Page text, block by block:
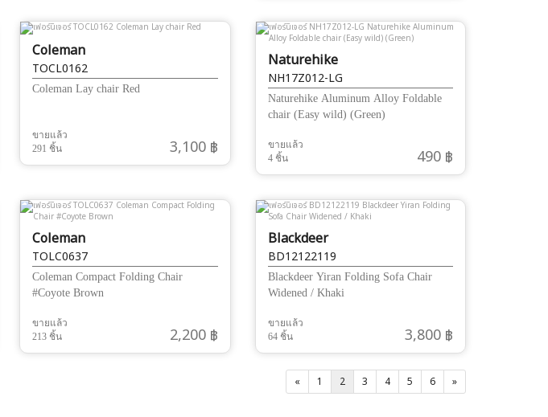
Coleman
TOCL0162
Coleman Lay chair Red
ขายแล้ว
291 ชิ้น
3,100 ฿
Naturehike
NH17Z012-LG
Naturehike Aluminum Alloy Foldable
chair (Easy wild) (Green)
ขายแล้ว
4 ชิ้น
490 ฿
Coleman
TOLC0637
Coleman Compact Folding Chair
#Coyote Brown
ขายแล้ว
213 ชิ้น
2,200 ฿
Blackdeer
BD12122119
Blackdeer Yiran Folding Sofa Chair
Widened / Khaki
ขายแล้ว
64 ชิ้น
3,800 ฿
« 1 2 3 4 5 6 »